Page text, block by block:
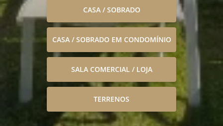
CASA / SOBRADO
CASA / SOBRADO EM CONDOMÍNIO
SALA COMERCIAL / LOJA
TERRENOS